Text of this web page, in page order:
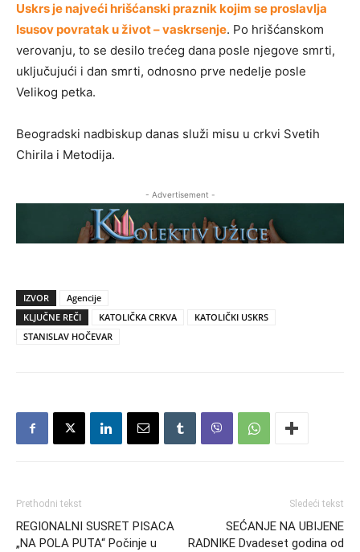
Uskrs je najveći hrišćanski praznik kojim se proslavlja
Isusov povratak u život – vaskrsenje. Po hrišćanskom
verovanju, to se desilo trećeg dana posle njegove smrti,
uključujući i dan smrti, odnosno prve nedelje posle
Velikog petka.
Beogradski nadbiskup danas služi misu u crkvi Svetih
Chirila i Metodija.
- Advertisement -
IZVOR
Agencije
KLJUČNE REČI
KATOLIČKA CRKVA
KATOLIČKI USKRS
STANISLAV HOČEVAR
Prethodni tekst
REGIONALNI SUSRET PISACA
„NA POLA PUTA“ Počinje u
Sledeći tekst
SEĆANJE NA UBIJENE
RADNIKE Dvadeset godina od